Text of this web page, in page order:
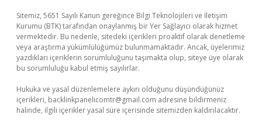
Sitemiz, 5651 Sayılı Kanun gereğince Bilgi Teknolojileri ve İletişim
Kurumu (BTK) tarafından onaylanmış bir Yer Sağlayıcı olarak hizmet
vermektedir. Bu nedenle, sitedeki içerikleri proaktif olarak denetleme
veya araştırma yükümlülüğümüz bulunmamaktadır. Ancak, üyelerimiz
yazdıkları içeriklerin sorumluluğunu taşımakta olup, siteye üye olarak
bu sorumluluğu kabul etmiş sayılırlar.
Hukuka ve yasal düzenlemelere aykırı olduğunu düşündüğünüz
içerikleri, backlinkpanelicomtr@gmail.com adresine bildirmeniz
halinde, ilgili içerikler yasal süre içerisinde sitemizden kaldırılacaktır.